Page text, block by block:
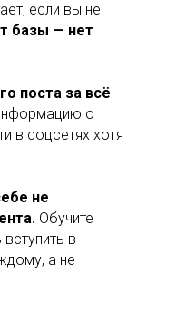
если вы не
базы — нет
поста за всё
о
в соцсетях хотя
не
Обучите
в
а не